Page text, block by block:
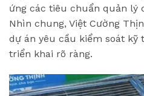
ứng các tiêu chuẩn quản lý
Nhìn chung, Việt Cường
dự án yêu cầu kiểm soát kỹ
triển khai rõ ràng.